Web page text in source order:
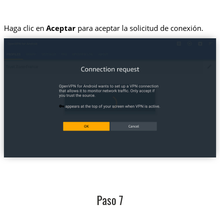
Haga clic en Aceptarpara aceptar la solicitud de conexión.
Paso 7